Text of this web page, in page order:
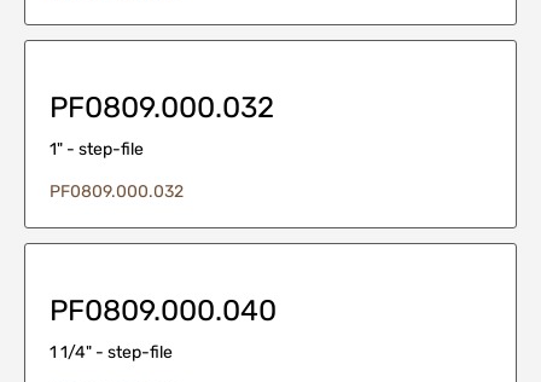
PF0809.000.032
1" - step-file
PF0809.000.032
PF0809.000.040
1 1/4" - step-file